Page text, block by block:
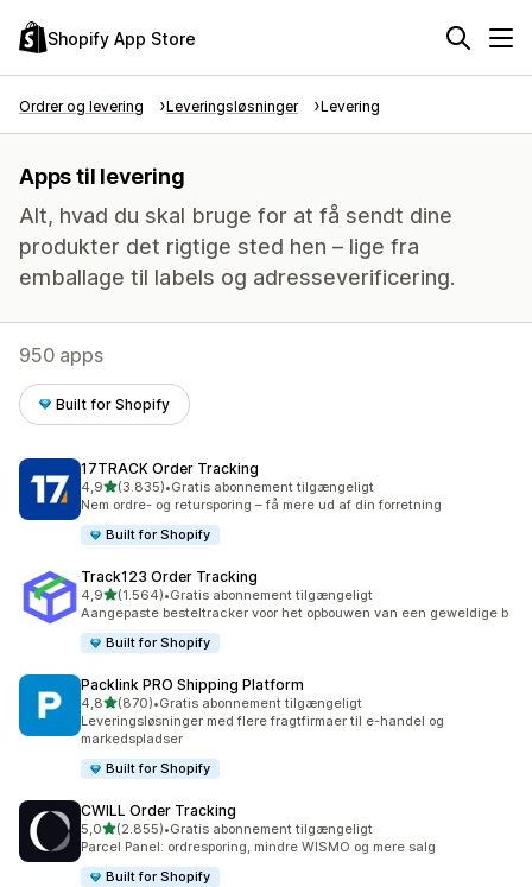
Shopify App Store
Ordrer og levering Leveringsløsninger Levering
Apps til levering
Alt, hvad du skal bruge for at få sendt dine
produkter det rigtige sted hen – lige fra
emballage til labels og adresseverificering.
950 apps
Built for Shopify
17TRACK Order Tracking
4,9ud af 5 stjerner
(3.835)
3835 anmeldelser i alt
•Gratis abonnement tilgængeligt
Nem ordre- og retursporing – få mere ud af din forretning
Built for Shopify
Track123 Order Tracking
4,9ud af 5 stjerner
(1.564)
1564 anmeldelser i alt
•Gratis abonnement tilgængeligt
Aangepaste besteltracker voor het opbouwen van een geweldige b
Built for Shopify
Packlink PRO Shipping Platform
4,8ud af 5 stjerner
(870)
870 anmeldelser i alt
•Gratis abonnement tilgængeligt
Leveringsløsninger med flere fragtfirmaer til e-handel og
markedspladser
Built for Shopify
CWILL Order Tracking
5,0ud af 5 stjerner
(2.855)
2855 anmeldelser i alt
•Gratis abonnement tilgængeligt
Parcel Panel: ordresporing, mindre WISMO og mere salg
Built for Shopify